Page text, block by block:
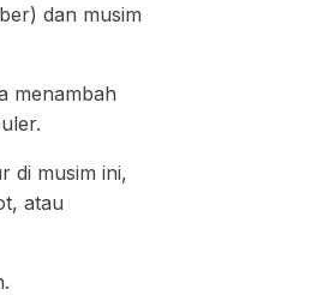
dan musim
menambah
di musim ini,
atau